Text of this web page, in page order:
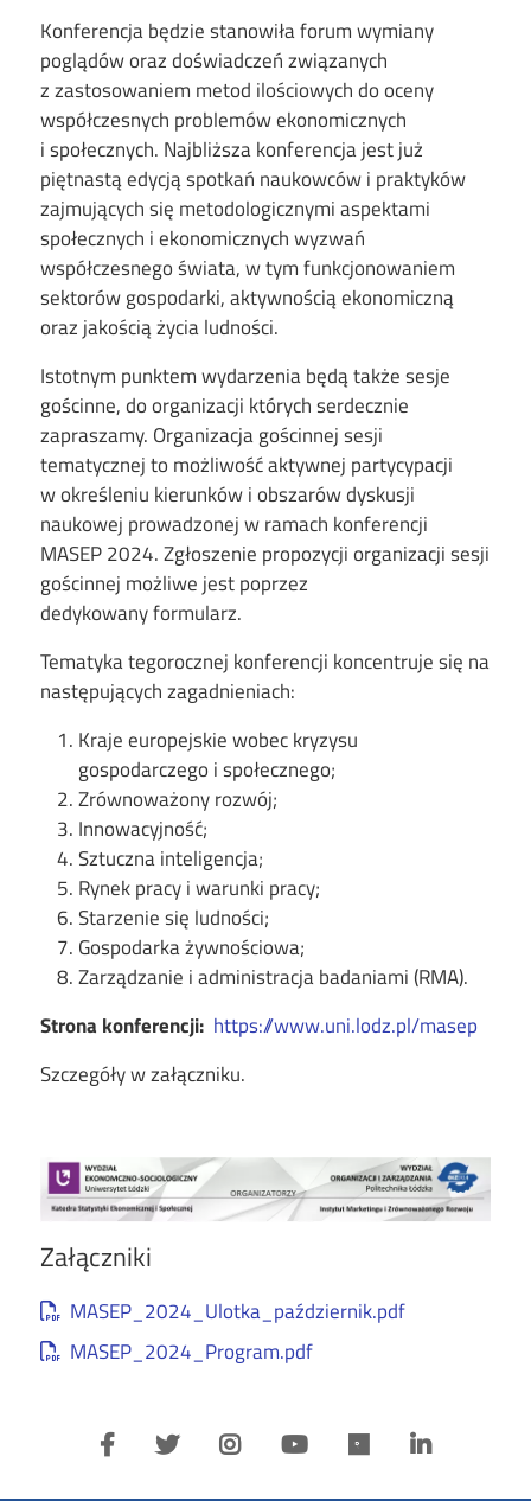
Konferencja będzie stanowiła forum wymiany
poglądów oraz doświadczeń związanych
z zastosowaniem metod ilościowych do oceny
współczesnych problemów ekonomicznych
i społecznych. Najbliższa konferencja jest już
piętnastą edycją spotkań naukowców i praktyków
zajmujących się metodologicznymi aspektami
społecznych i ekonomicznych wyzwań
współczesnego świata, w tym funkcjonowaniem
sektorów gospodarki, aktywnością ekonomiczną
oraz jakością życia ludności.
Istotnym punktem wydarzenia będą także sesje
gościnne, do organizacji których serdecznie
zapraszamy. Organizacja gościnnej sesji
tematycznej to możliwość aktywnej partycypacji
w określeniu kierunków i obszarów dyskusji
naukowej prowadzonej w ramach konferencji
MASEP 2024. Zgłoszenie propozycji organizacji sesji
gościnnej możliwe jest poprzez
dedykowany formularz.
Tematyka tegorocznej konferencji koncentruje się na
następujących zagadnieniach:
Kraje europejskie wobec kryzysu
gospodarczego i społecznego;
Zrównoważony rozwój;
Innowacyjność;
Sztuczna inteligencja;
Rynek pracy i warunki pracy;
Starzenie się ludności;
Gospodarka żywnościowa;
Zarządzanie i administracja badaniami (RMA).
Strona konferencji: https://www.uni.lodz.pl/masep
Szczegóły w załączniku.
Załączniki
Document
MASEP_2024_Ulotka_październik.pdf
Document
MASEP_2024_Program.pdf